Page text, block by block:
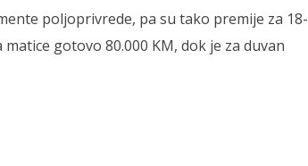
poljoprivrede, pa su tako premije za 18-
gotovo 80.000 KM, dok je za duvan